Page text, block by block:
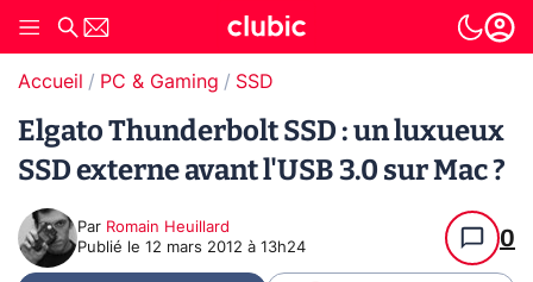
Accueil PC & Gaming SSD
Elgato Thunderbolt SSD : un luxueux
SSD externe avant l'USB 3.0 sur Mac ?
Par Romain Heuillard
Publié le 12 mars 2012 à 13h24 0